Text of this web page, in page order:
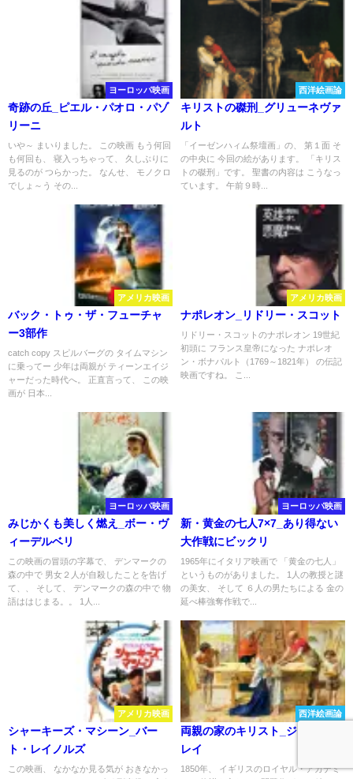
ヨーロッパ映画
奇跡の丘_ピエル・パオロ・パゾ
リーニ
いや～ まいりました。 この映画 もう何回
も何回も、 寝入っちゃって、 久しぶりに
見るのが つらかった。 なんせ、 モノクロ
でしょ～う その...
西洋絵画論
キリストの磔刑_グリューネヴァ
ルト
「イーゼンハィム祭壇画」の、 第１面 そ
の中央に 今回の絵があります。 「キリス
トの磔刑」です。 聖書の内容は こうなっ
ています。 午前９時...
アメリカ映画
バック・トゥ・ザ・フューチャ
ー3部作
catch copy スピルバーグの タイムマシン
に乗ってー 少年は両親が ティーンエイジ
ャーだった時代へ。 正直言って、 この映
画が 日本...
アメリカ映画
ナポレオン_リドリー・スコット
リドリー・スコットのナポレオン 19世紀
初頭に フランス皇帝になった ナポレオ
ン・ボナパルト（1769～1821年） の伝記
映画ですね。 こ...
ヨーロッパ映画
みじかくも美しく燃え_ボー・ヴ
ィーデルベリ
この映画の冒頭の字幕で、 デンマークの
森の中で 男女２人が自殺したことを告げ
て、、 そして、 デンマークの森の中で 物
語ははじまる。。 1人...
ヨーロッパ映画
新・黄金の七人7×7_あり得ない
大作戦にビックリ
1965年にイタリア映画で 「黄金の七人」
というものがありました。 1人の教授と謎
の美女、 そして ６人の男たちによる 金の
延べ棒強奪作戦で...
アメリカ映画
シャーキーズ・マシーン_バー
ト・レイノルズ
この映画、 なかなか見る気が おきなかっ
西洋絵画論
両親の家のキリスト_ジョン・ミ
レイ
1850年、 イギリスのロイヤル・アカデミ